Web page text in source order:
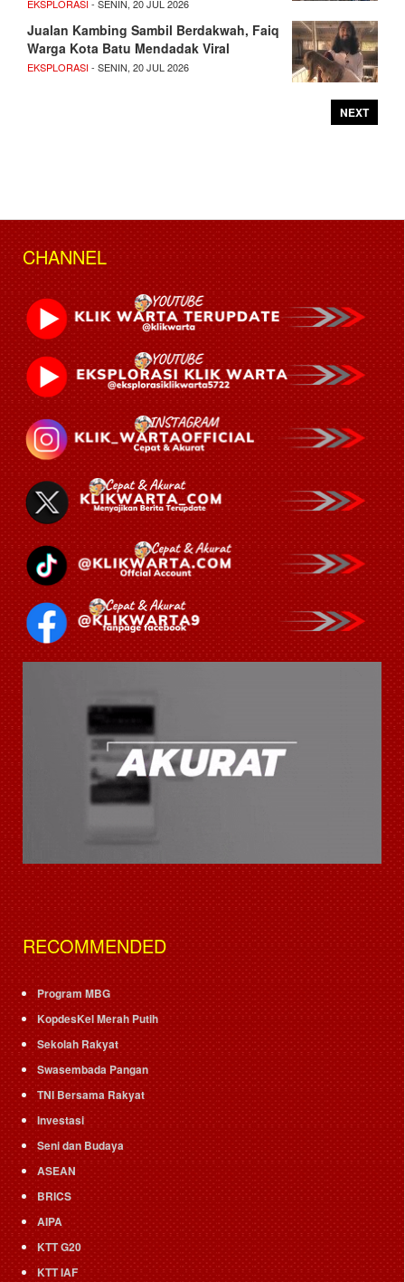
EKSPLORASI- SENIN, 20 JUL 2026
Jualan Kambing Sambil Berdakwah, Faiq
Warga Kota Batu Mendadak Viral
EKSPLORASI- SENIN, 20 JUL 2026
NEXT
CHANNEL
RECOMMENDED
Program MBG
KopdesKel Merah Putih
Sekolah Rakyat
Swasembada Pangan
TNI Bersama Rakyat
Investasi
Seni dan Budaya
ASEAN
BRICS
AIPA
KTT G20
KTT IAF